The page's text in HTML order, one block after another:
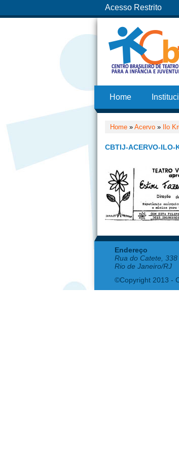
Acesso Restrito
Home
Home » Acervo » Ilo
CBTIJ-ACERVO-ILO-
Endereço
Rua do Catete,
Rio de Janeiro/RJ
©Copyright 2013 -